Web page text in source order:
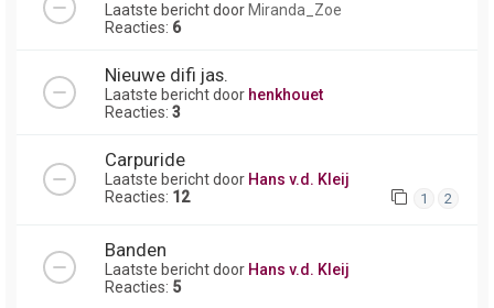
Laatste bericht door Miranda_Zoe
Reacties: 6
Nieuwe difi jas.
Laatste bericht door henkhouet
Reacties: 3
Carpuride
Laatste bericht door Hans v.d. Kleij
Reacties: 12 1 2
Banden
Laatste bericht door Hans v.d. Kleij
Reacties: 5